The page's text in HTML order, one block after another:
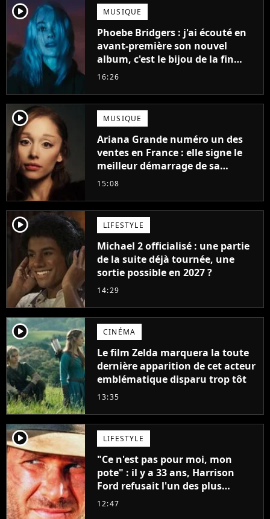
player2 MUSIQUE
Phoebe Bridgers : j'ai écouté en
avant-première son nouvel
album, c'est le bijou de la fin
d'été
16:26
player2 MUSIQUE
Ariana Grande numéro un des
ventes en France : elle signe le
meilleur démarrage de sa
carrière avec son album Petal
15:08
player2 LIFESTYLE
Michael 2 officialisé : une partie
de la suite déjà tournée, une
sortie possible en 2027 ?
14:29
player2 CINÉMA
Le film Zelda marquera la toute
dernière apparition de cet acteur
emblématique disparu trop tôt
13:35
player2 LIFESTYLE
"Ce n'est pas pour moi, mon
pote" : il y a 33 ans, Harrison
Ford refusait l'un des plus
grands succès de tous les temps
12:47